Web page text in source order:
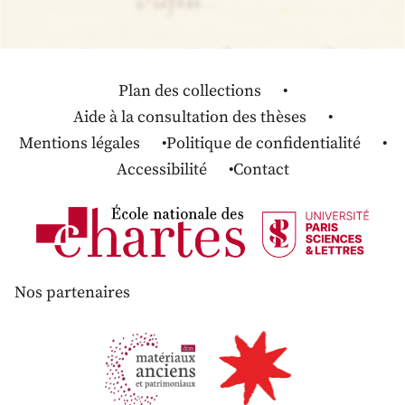
Plan des collections
Aide à la consultation des thèses
Mentions légales
Politique de confidentialité
Accessibilité
Contact
Nos partenaires